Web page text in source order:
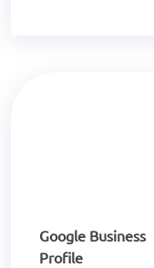
Google Business
Profile